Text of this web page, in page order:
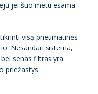
jei šuo metu esama
visą pneumatinės
Nesandari sistema,
senas filtras yra
priežastys.